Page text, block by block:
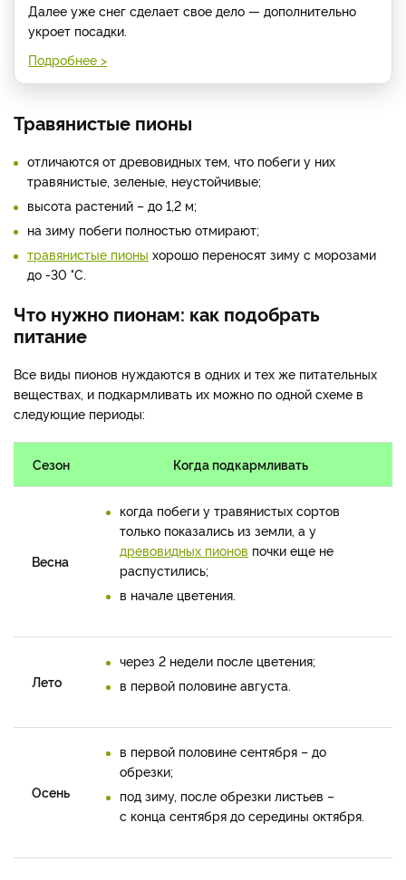
Далее уже снег сделает свое дело — дополнительно
укроет посадки.
Подробнее >
Травянистые пионы
отличаются от древовидных тем, что побеги у них
травянистые, зеленые, неустойчивые;
высота растений – до 1,2 м;
на зиму побеги полностью отмирают;
травянистые пионы хорошо переносят зиму с морозами
до -30 °С.
Что нужно пионам: как подобрать
питание
Все виды пионов нуждаются в одних и тех же питательных
веществах, и подкармливать их можно по одной схеме в
следующие периоды:
Сезон Когда подкармливать
Весна
когда побеги у травянистых сортов
только показались из земли, а у
древовидных пионов почки еще не
распустились;
в начале цветения.
Лето
через 2 недели после цветения;
в первой половине августа.
Осень
в первой половине сентября – до
обрезки;
под зиму, после обрезки листьев –
с конца сентября до середины октября.